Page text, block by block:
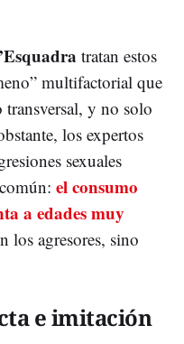
tratan estos
multifactorial que
y no solo
los expertos
sexuales
el consumo
a edades muy
los agresores, sino
e imitación